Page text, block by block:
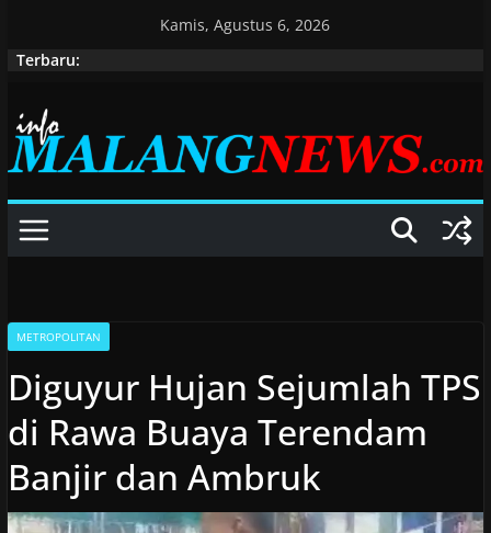
Kamis, Agustus 6, 2026
Terbaru:
METROPOLITAN
Diguyur Hujan Sejumlah TPS
di Rawa Buaya Terendam
Banjir dan Ambruk